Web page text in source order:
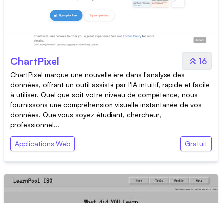
ChartPixel 16
ChartPixel marque une nouvelle ère dans l'analyse des
données, offrant un outil assisté par l'IA intuitif, rapide et facile
à utiliser. Quel que soit votre niveau de compétence, nous
fournissons une compréhension visuelle instantanée de vos
données. Que vous soyez étudiant, chercheur,
professionnel...
Applications Web Gratuit